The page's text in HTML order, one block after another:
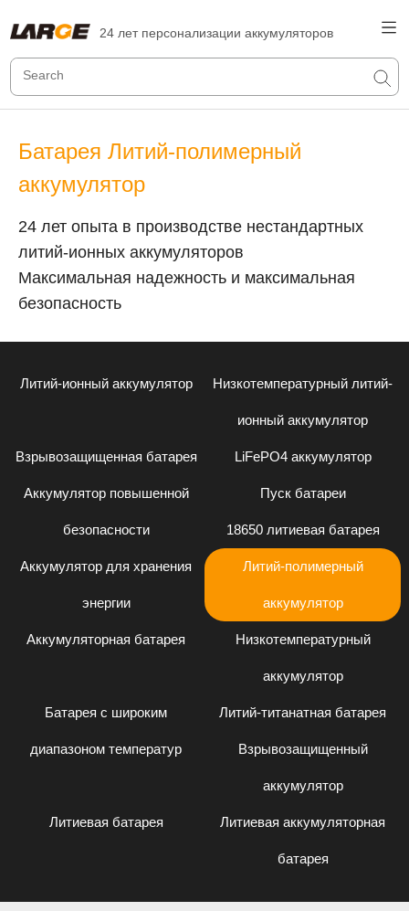
24 лет персонализации аккумуляторов
Батарея Литий-полимерный
аккумулятор
24 лет опыта в производстве нестандартных
литий-ионных аккумуляторов
Максимальная надежность и максимальная
безопасность
Литий-ионный аккумулятор Низкотемпературный литий-
ионный аккумулятор
Взрывозащищенная батарея LiFePO4 аккумулятор
Аккумулятор повышенной
безопасности
Пуск батареи
18650 литиевая батарея
Аккумулятор для хранения
энергии
Литий-полимерный
аккумулятор
Аккумуляторная батарея Низкотемпературный
аккумулятор
Батарея с широким
диапазоном температур
Литий-титанатная батарея
Взрывозащищенный
аккумулятор
Литиевая батарея Литиевая аккумуляторная
батарея